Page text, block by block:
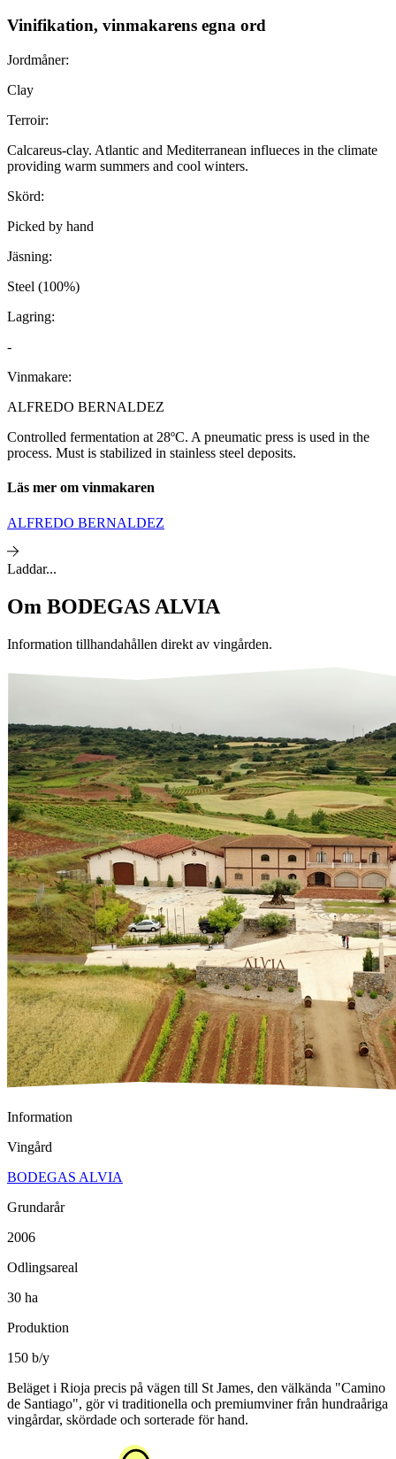
Vinifikation, vinmakarens egna ord
Jordmåner:
Clay
Terroir:
Calcareus-clay. Atlantic and Mediterranean influeces in the climate
providing warm summers and cool winters.
Skörd:
Picked by hand
Jäsning:
Steel (100%)
Lagring:
-
Vinmakare:
ALFREDO BERNALDEZ
Controlled fermentation at 28ºC. A pneumatic press is used in the
process. Must is stabilized in stainless steel deposits.
Läs mer om vinmakaren
ALFREDO BERNALDEZ
Laddar...
Om BODEGAS ALVIA
Information tillhandahållen direkt av vingården.
Information
Vingård
BODEGAS ALVIA
Grundarår
2006
Odlingsareal
30 ha
Produktion
150 b/y
Beläget i Rioja precis på vägen till St James, den välkända "Camino
de Santiago", gör vi traditionella och premiumviner från hundraåriga
vingårdar, skördade och sorterade för hand.